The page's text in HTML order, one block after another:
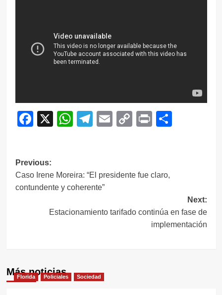
Facebook
X WhatsApp
Telegram
EmailCopy
Print
Navegación
de
entradas
Previous:
Caso Irene Moreira: “El presidente fue claro,
contundente y coherente”
Next:
Estacionamiento tarifado continúa en fase de
implementación
Más noticias
Florida Policiales Sociedad